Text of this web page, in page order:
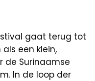
gaat terug tot
een klein,
de Surinaamse
In de loop der